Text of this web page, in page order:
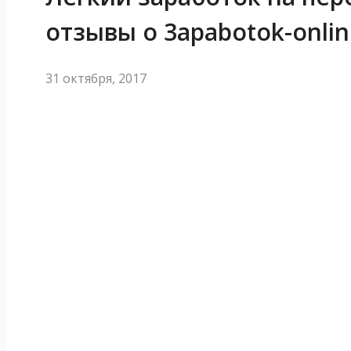
отзывы о 3apabotok-
31 октября, 2017